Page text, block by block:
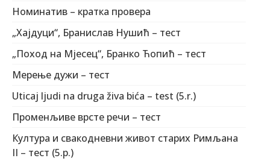
Номинатив – кратка провера
„Хајдуци“, Бранислав Нушић – тест
„Поход на Мјесец“, Бранко Ћопић – тест
Мерење дужи – тест
Uticaj ljudi na druga živa bića – test (5.r.)
Променљиве врсте речи – тест
Култура и свакодневни живот старих Римљана
II – тест (5.р.)